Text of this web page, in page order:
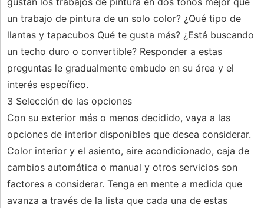
un trabajo de pintura de un solo color? ¿Qué tipo de
llantas y tapacubos Qué te gusta más? ¿Está buscando
un techo duro o convertible? Responder a estas
preguntas le gradualmente embudo en su área y el
interés específico.
3 Selección de las opciones
Con su exterior más o menos decidido, vaya a las
opciones de interior disponibles que desea considerar.
Color interior y el asiento, aire acondicionado, caja de
cambios automática o manual y otros servicios son
factores a considerar. Tenga en mente a medida que
avanza a través de la lista que cada una de estas